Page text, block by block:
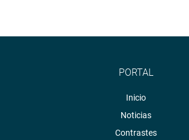
PORTAL
Inicio
Noticias
Contrastes